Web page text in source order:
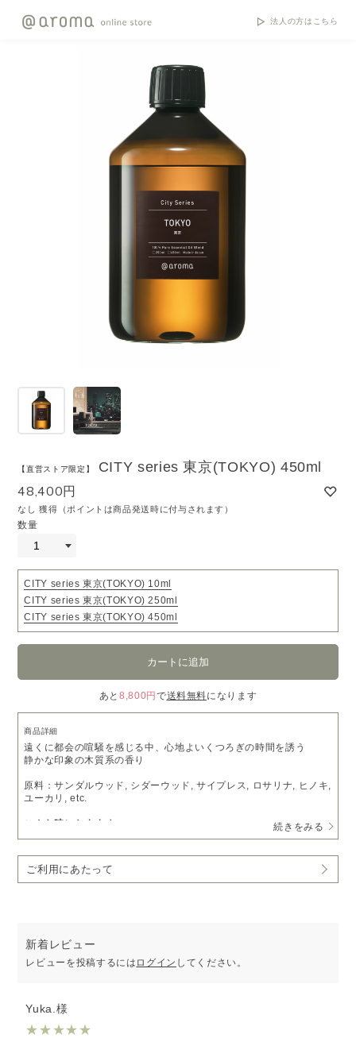
法人の方はこちら
【直営ストア限定】
CITY series 東京(TOKYO) 450ml
48,400円
なし 獲得（ポイントは商品発送時に付与されます）
数量
CITY series 東京(TOKYO) 10ml
CITY series 東京(TOKYO) 250ml
CITY series 東京(TOKYO) 450ml
あと8,800円 で送料無料になります
商品詳細
遠くに都会の喧騒を感じる中、心地よいくつろぎの時間を誘う
静かな印象の木質系の香り
原料：サンダルウッド, シダーウッド, サイプレス, ロサリナ, ヒノキ,
ユーカリ, etc.
こんな時におすすめ
・静かでクールな時間を過ごしたいときに
・休日のゆったりとしたくつろぎに
続きをみる
ご利用にあたって
新着レビュー
レビューを投稿するには ログイン してください。
Yuka.様
★★★★★